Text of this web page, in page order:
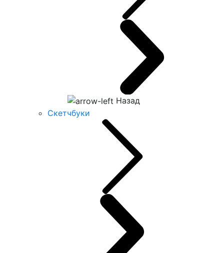
Назад
Скетчбуки